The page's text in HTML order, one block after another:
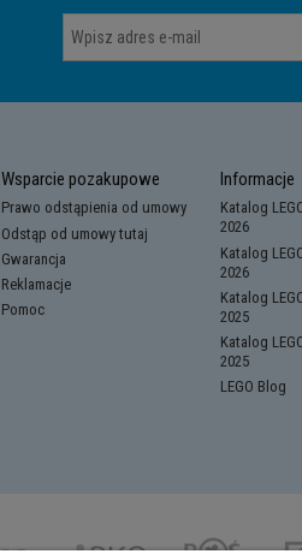
Wsparcie pozakupowe
Prawo odstąpienia od umowy
Odstąp od umowy tutaj
Gwarancja
Reklamacje
Pomoc
Informacje
Katalog
2026
Katalog
2026
Katalog
2025
Katalog
2025
LEGO Blog